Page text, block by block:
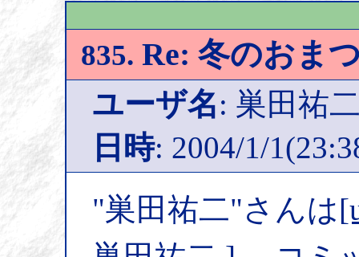
835. Re: 冬のおま
ユーザ名: 巣田祐
日時: 2004/1/
"巣田祐二"さんは